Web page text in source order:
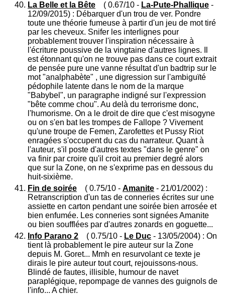
La Belle et la Bête ( 0.67/10 - La-Pute-Phallique -
12/09/2015) : Débarquer d'un trou de ver. Pondre
toute une théorie fumeuse à partir d'un jeu de mot tiré
par les cheveux. Snifer les interlignes pour
probablement trouver l'inspiration nécessaire à
l'écriture poussive de la vingtaine d'autres lignes. Il
est étonnant qu'on ne trouve pas dans ce court extrait
de pensée pure une vanne résultat d'un badtrip sur le
mot "analphabète" , une digression sur l'ambiguïté
pédophile latente dans le nom de la marque
"Babybel", un paragraphe indigné sur l'expression
"bête comme chou". Au delà du terrorisme donc,
l'humorisme. On a le droit de dire que c'est misogyne
ou on s'en bat les trompes de Fallope ? Vivement
qu'une troupe de Femen, Zarofettes et Pussy Riot
enragées s'occupent du cas du narrateur. Quant à
l'auteur, s'il poste d'autres textes "dans le genre" on
va finir par croire qu'il croit au premier degré alors
que sur la Zone, on ne s'exprime pas en dessous du
huit-sixième.
Fin de soirée ( 0.75/10 - Amanite - 21/01/2002) :
Retranscription d'un tas de conneries écrites sur une
assiette en carton pendant une soirée bien arrosée et
bien enfumée. Les conneries sont signées Amanite
ou bien soufflées par d'autres zonards en goguette...
Info Parano 2 ( 0.75/10 - Le Duc - 13/05/2004) : On
tient là probablement le pire auteur sur la Zone
depuis M. Goret... Mmh en resurvolant ce texte je
dirais le pire auteur tout court, rejouissons-nous.
Blindé de fautes, illisible, humour de navet
paraplégique, repompage de vannes des guignols de
l'info... A chier.